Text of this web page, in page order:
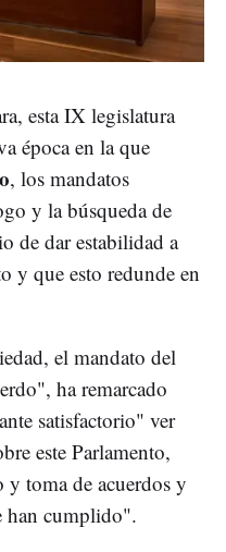
esta IX legislatura
época en la que
, los mandatos
y la búsqueda de
de dar estabilidad a
y que esto redunde en
el mandato del
ha remarcado
satisfactorio" ver
este Parlamento,
y toma de acuerdos y
han cumplido".